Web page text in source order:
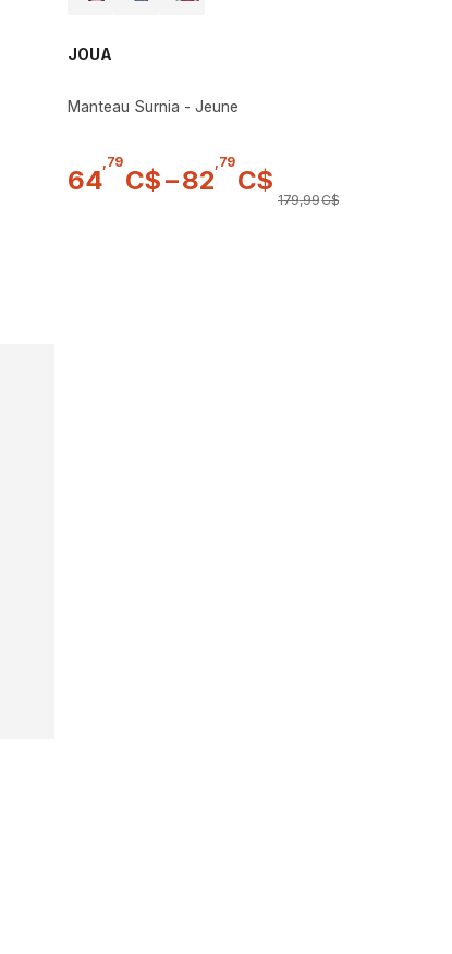
JOUA
Manteau Surnia - Jeune
64
79
C$–82
79
C$
179,99C$